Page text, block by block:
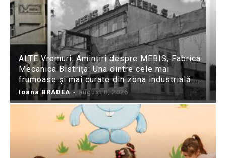
ALTE Vremuri. Amintiri despre MEBIS, Fabrica
Mecanica Bistrița: Una dintre cele mai
frumoase și mai curate din zona industrială:...
Ioana BRADEA - august 8, 2026